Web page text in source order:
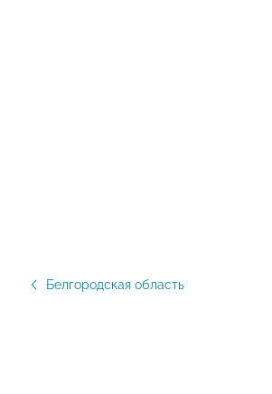
Белгородская область